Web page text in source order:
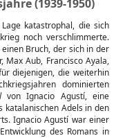
(1939-1950)
katastrophal, die sich
noch verschlimmerte.
Bruch, der sich in der
Max Aub, Francisco Ayala,
diejenigen, die weiterhin
dominierten
von Ignacio Agustí, eine
katalanischen Adels in den
Ignacio Agustí war einer
des Romans in